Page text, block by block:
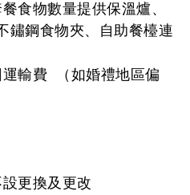
食物數量提供保溫爐、
鏽鋼食物夾、自助餐檯連
輸費
（如婚禮地區偏
更換及更改